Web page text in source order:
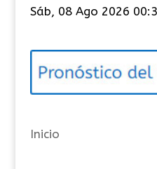
e
o
í
s
Sáb, 08 Ago 2026
Inicio